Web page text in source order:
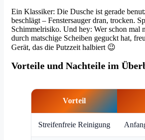
Ein Klassiker: Die Dusche ist gerade
beschlägt – Fenstersauger dran, trocken.
Schimmelrisiko. Und hey: Wer schon mal
durch matschige Scheiben geguckt hat,
Gerät, das die Putzzeit halbiert 😉
Vorteile und Nachteile im
Vorteil
Streifenfreie Reinigung